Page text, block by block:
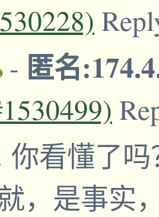
- 匿名
你看懂了
，是事实